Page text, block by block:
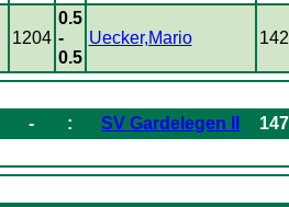
1204
0.5
-
0.5
Uecker,Mario
- : SV Gardelegen II